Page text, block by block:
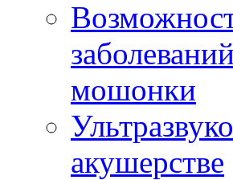
мошонки
акушерстве